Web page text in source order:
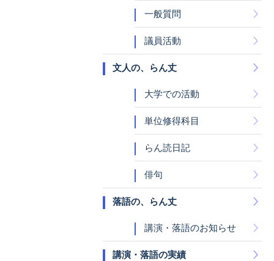
一般質問
議員活動
文人の、らん丈
大学での活動
単位修得科目
らん読日記
俳句
落語の、らん丈
講演・落語のお知らせ
講演・落語の実績